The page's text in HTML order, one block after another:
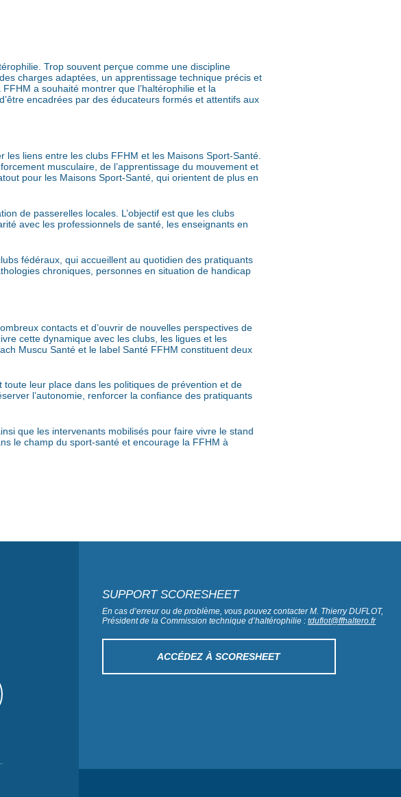
Trop souvent perçue comme une discipline
charges adaptées, un apprentissage technique précis et
a souhaité montrer que l’haltérophilie et la
encadrées par des éducateurs formés et attentifs aux
liens entre les clubs FFHM et les Maisons Sport-Santé.
musculaire, de l’apprentissage du mouvement et
pour les Maisons Sport-Santé, qui orientent de plus en
de passerelles locales. L’objectif est que les clubs
avec les professionnels de santé, les enseignants en
fédéraux, qui accueillent au quotidien des pratiquants
chroniques, personnes en situation de handicap
contacts et d’ouvrir de nouvelles perspectives de
cette dynamique avec les clubs, les ligues et les
Muscu Santé et le label Santé FFHM constituent deux
leur place dans les politiques de prévention et de
l’autonomie, renforcer la confiance des pratiquants
que les intervenants mobilisés pour faire vivre le stand
le champ du sport-santé et encourage la FFHM à
SUPPORT SCORESHEET
En cas d’erreur ou de problème, vous pouvez contacter M. Thierry DUFLOT,
Président de la Commission technique d’haltérophilie :tduflot@ffhaltero.fr
ACCÉDEZ À SCORESHEET